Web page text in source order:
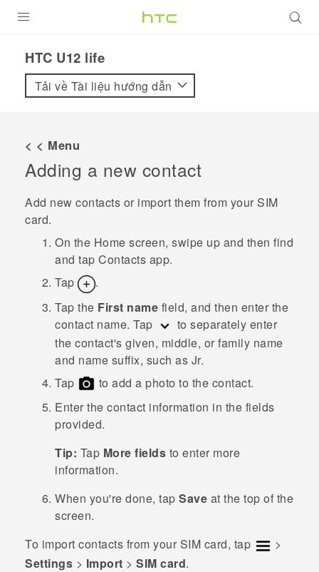
VIVE
VIVERSE
ỨNG DỤNG
HỖ TRỢ
HTC U12 life‎
Tải về Tài liệu hướng dẫn
< < Menu
Adding a new contact
Add new contacts or import them from your SIM
card.
On the Home screen, swipe up and then find
and tap Contacts app.
Tap
.
Tap the First name field, and then enter the
contact name. Tap
to separately enter
the contact's given, middle, or family name
and name suffix, such as Jr.
Tap
to add a photo to the contact.
Enter the contact information in the fields
provided.
Tip: Tap More fields to enter more
information.
When you're done, tap Save at the top of the
screen.
To import contacts from your SIM card, tap
>
Settings > Import > SIM card.